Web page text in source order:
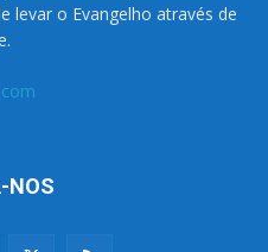
levar o Evangelho através de
NOS